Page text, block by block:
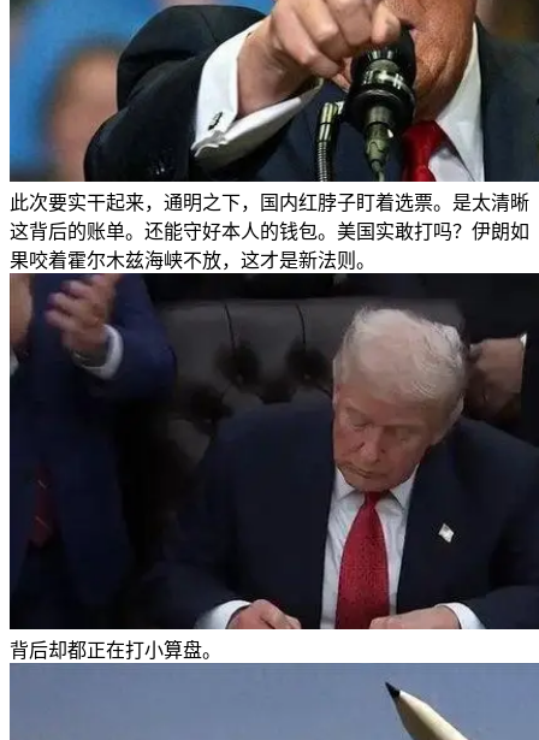
此次要实干起来，通明之下，国内红脖子盯着选票。是太清晰
这背后的账单。还能守好本人的钱包。美国实敢打吗？伊朗如
果咬着霍尔木兹海峡不放，这才是新法则。
背后却都正在打小算盘。